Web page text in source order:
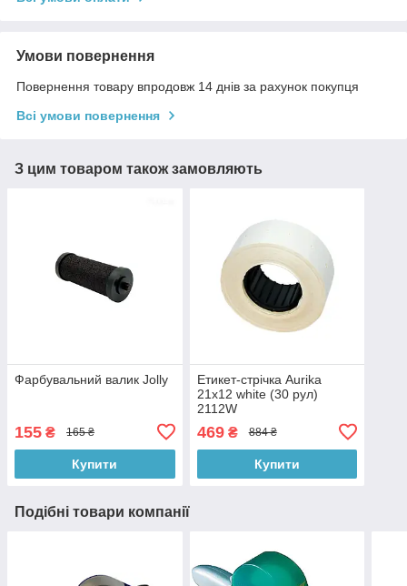
Умови повернення
Повернення товару впродовж 14 днів за рахунок покупця
Всі умови повернення
З цим товаром також замовляють
Фарбувальний валик Jolly
155 ₴ 165 ₴
Купити
Етикет-стрічка Aurika
21х12 white (30 рул)
2112W
469₴ 884 ₴
Купити
Подібні товари компанії